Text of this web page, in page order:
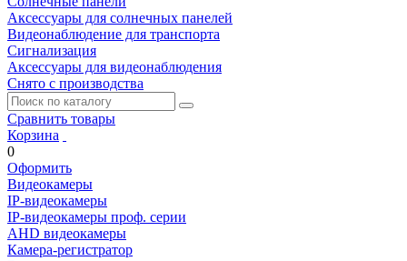
Аксессуары для солнечных панелей
Видеонаблюдение для транспорта
Сигнализация
Аксессуары для видеонаблюдения
Снято с производства
Сравнить товары
Корзина
0
Оформить
Видеокамеры
IP-видеокамеры
IP-видеокамеры проф. серии
AHD видеокамеры
Камера-регистратор